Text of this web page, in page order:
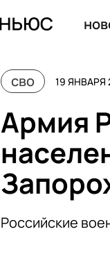
сво 19 ЯНВАРЯ
Армия
Российские